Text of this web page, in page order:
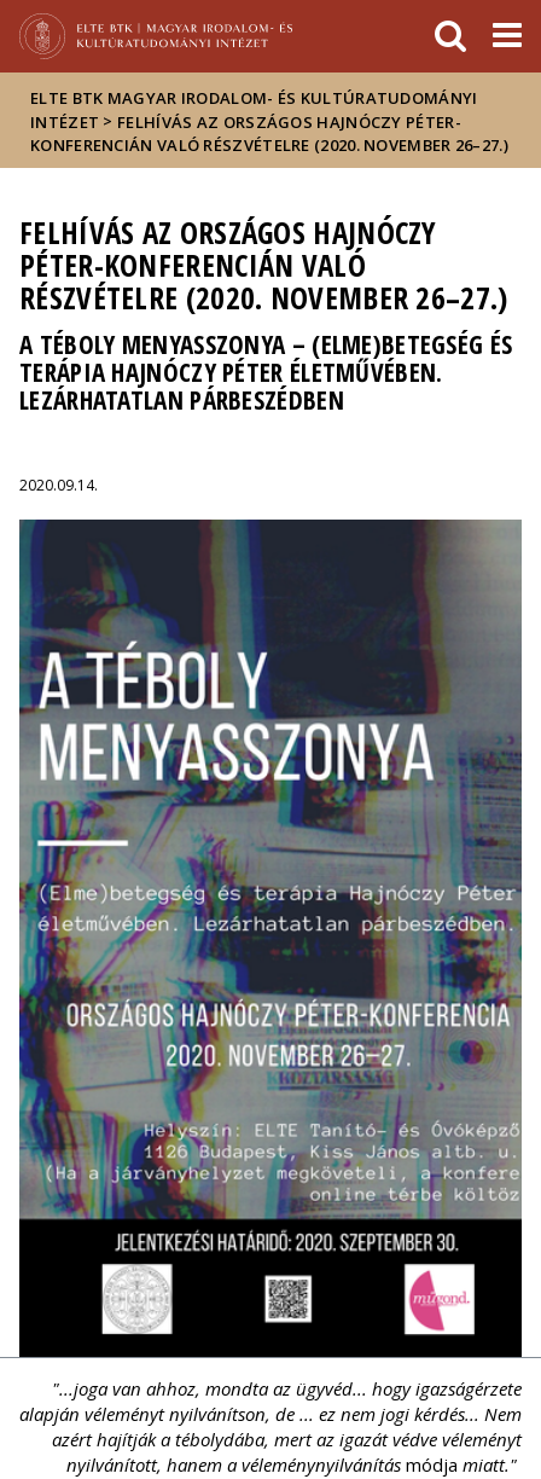
Hírek
Események
ELTE a
sajtóban
ELTE BTK MAGYAR IRODALOM- ÉS KULTÚRATUDOMÁNYI
INTÉZET > FELHÍVÁS AZ ORSZÁGOS HAJNÓCZY PÉTER-
KONFERENCIÁN VALÓ RÉSZVÉTELRE (2020. NOVEMBER 26–27.)
FELHÍVÁS AZ ORSZÁGOS HAJNÓCZY
PÉTER-KONFERENCIÁN VALÓ
RÉSZVÉTELRE (2020. NOVEMBER 26–27.)
A TÉBOLY MENYASSZONYA – (ELME)BETEGSÉG ÉS
TERÁPIA HAJNÓCZY PÉTER ÉLETMŰVÉBEN.
LEZÁRHATATLAN PÁRBESZÉDBEN
2020.09.14.
"...joga van ahhoz, mondta az ügyvéd... hogy igazságérzete
alapján véleményt nyilvánítson, de ... ez nem jogi kérdés... Nem
azért hajítják a tébolydába, mert az igazát védve véleményt
nyilvánított, hanem a véleménynyilvánítás módja miatt."